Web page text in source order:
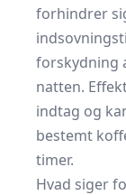
forhindrer
forskydning
natten.
indtag og
bestemt
timer.
Hvad siger